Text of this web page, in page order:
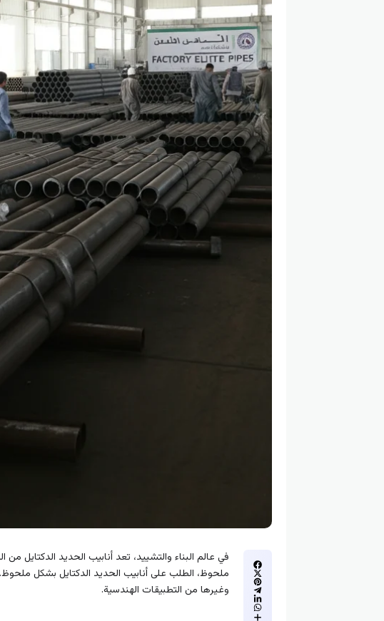
في عالم البناء والتشييد، تعد أنابيب الحديد
ملحوظ، الطلب على أنابيب الحديد الدكتايل بشكل ملحوظ.
وغيرها من التطبيقات الهندسية.